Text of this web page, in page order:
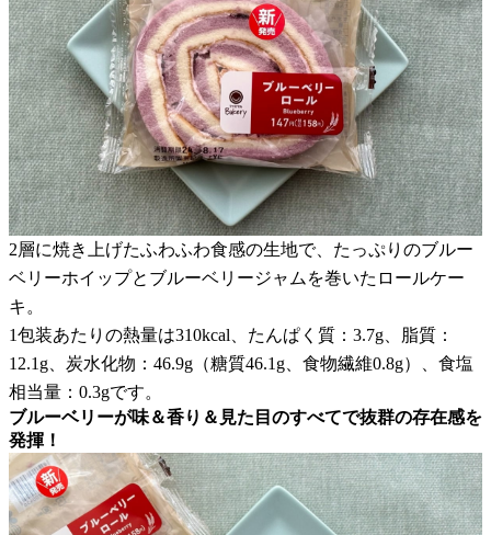
2層に焼き上げたふわふわ食感の生地で、たっぷりのブルー
ベリーホイップとブルーベリージャムを巻いたロールケー
キ。
1包装あたりの熱量は310kcal、たんぱく質：3.7g、脂質：
12.1g、炭水化物：46.9g（糖質46.1g、食物繊維0.8g）、食塩
相当量：0.3gです。
ブルーベリーが味＆香り＆見た目のすべてで抜群の存在感を
発揮！